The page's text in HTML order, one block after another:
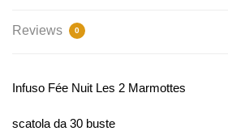
Reviews 0
Infuso Fée Nuit Les 2 Marmottes
scatola da 30 buste